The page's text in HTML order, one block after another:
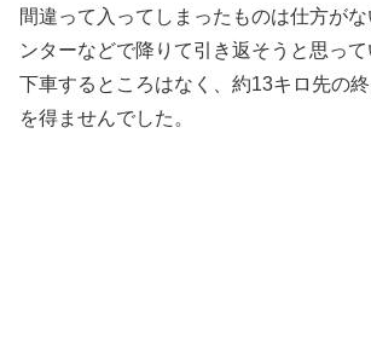
間違って入ってしまったものは仕方が
ンターなどで降りて引き返そうと思っ
下車するところはなく、約13キロ先の
を得ませんでした。